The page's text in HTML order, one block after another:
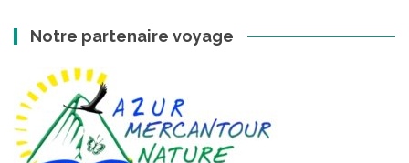
Notre partenaire voyage